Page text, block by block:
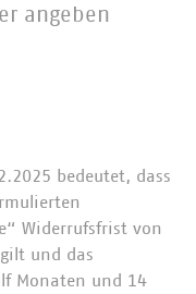
angeben
bedeutet, dass
Widerrufsfrist von
und das
Monaten und 14